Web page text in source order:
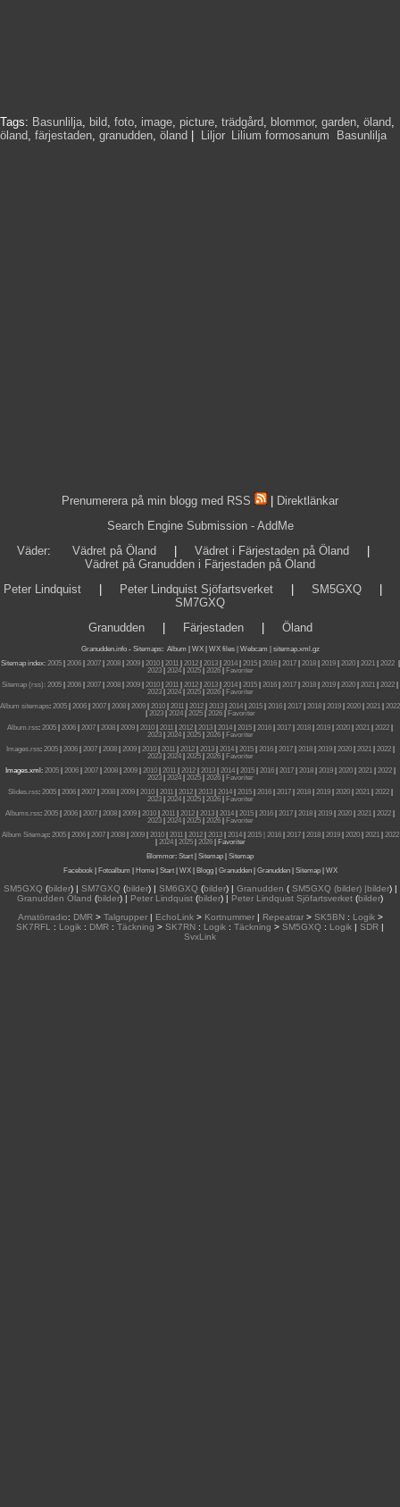
Tags: Basunlilja, bild, foto, image, picture, trädgård, blommor, garden, öland,
öland, färjestaden, granudden, öland Liljor, Lilium formosanum Basunlilja,
Prenumerera på min blogg med RSS
Direktlänkar
Search Engine Submission - AddMe
Väder: Vädret på Öland Vädret i Färjestaden på Öland
Vädret på Granudden i Färjestaden på Öland
Peter Lindquist
Peter Lindquist Sjöfartsverket SM5GXQ
SM7GXQ
Granudden| Färjestaden| Öland
Granudden.info- Sitemaps: Album WX WX files | Webcam |
sitemap.xml.gz
Sitemap index: 2005| 2006| 2007| 2008| 2009| 2010| 2011| 2012| 2013| 2014| 2015| 2016| 2017| 2018| 2019| 2020| 2021| 2022|
2023| 2024| 2025| 2026|
Favoriter
Sitemap (rss): 2005 2006 2007 2008 2009 2010 2011 2012 2013 2014 2015 2016 2017 2018 2019 2020 2021 2022
2023| 2024| 2025| 2026|
Favoriter
Album sitemaps: 2005 2006 2007 2008 2009 2010 2011 2012 2013 2014 2015 2016 2017 2018 2019 2020 2021
2022
2023| 2024| 2025| 2026|
Favoriter
Album.rss: 2005 2006 2007 2008 2009 2010 2011 2012 2013 2014 2015 2016 2017 2018 2019 2020 2021 2022
2023| 2024| 2025| 2026|
Favoriter
Images.rss: 2005| 2006| 2007| 2008| 2009| 2010| 2011| 2012| 2013| 2014| 2015| 2016| 2017| 2018| 2019| 2020| 2021| 2022|
2023| 2024| 2025| 2026|
Favoriter
Images.xml: 2005| 2006| 2007| 2008| 2009| 2010| 2011| 2012| 2013| 2014| 2015| 2016| 2017| 2018| 2019| 2020| 2021| 2022|
2023| 2024| 2025| 2026|
Favoriter
Slides.rss: 2005| 2006| 2007| 2008| 2009| 2010| 2011| 2012| 2013| 2014| 2015| 2016| 2017| 2018| 2019| 2020| 2021| 2022|
2023| 2024| 2025| 2026|
Favoriter
Albums.rss: 2005 2006 2007 2008 2009 2010 2011 2012 2013 2014 2015 2016 2017 2018 2019 2020 2021 2022
2023| 2024| 2025| 2026|
Favoriter
Album Sitemap: 2005| 2006| 2007| 2008| 2009| 2010| 2011| 2012| 2013| 2014| 2015 | 2016| 2017| 2018| 2019| 2020| 2021| 2022
2024| 2025| 2026|
Favoriter
Blommor: Start Sitemap
Sitemap
Facebook| Fotoalbum Home| Start| WX| Blogg| Granudden| Granudden| Sitemap| WX
SM5GXQ(bilder) | SM7GXQ(bilder) | SM6GXQ(bilder) | Granudden (SM5GXQ (bilder) |bilder) |
Granudden Öland (bilder) | Peter Lindquist (bilder) | Peter Lindquist Sjöfartsverket (bilder)
Amatörradio: DMR> Talgrupper| EchoLink> Kortnummer| Repeatrar> SK5BN: Logik>
SK7RFL
: Logik : DMR : Täckning > SK7RN : Logik : Täckning > SM5GXQ : Logik | SDR |
SvxLink